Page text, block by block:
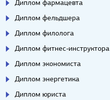
Диплом фармацевта
Диплом фельдшера
Диплом филолога
Диплом фитнес-инструктора
Диплом экономиста
Диплом энергетика
Диплом юриста